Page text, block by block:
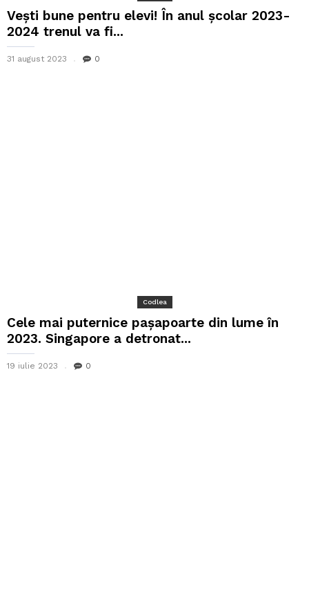
Vești bune pentru elevi! În anul școlar 2023-
2024 trenul va fi...
31 august 2023 0
Codlea
Cele mai puternice pașapoarte din lume în
2023. Singapore a detronat...
19 iulie 2023 0